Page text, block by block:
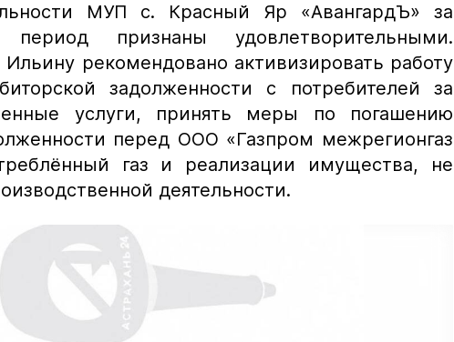
МУП с. Красный Яр «АвангардЪ» за
период признаны удовлетворительными.
рекомендовано активизировать работу
задолженности с потребителей за
услуги, принять меры по погашению
перед ООО «Газпром межрегионгаз
газ и реализации имущества, не
деятельности.